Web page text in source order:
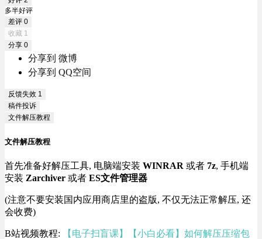
多半好评
差评 0
收藏 1
分享 0
分享到 微博
分享到 QQ空间
反馈失效 1
稿件投诉
文件解压教程
文件解压教程
首先准备好解压工具, 电脑端安装 WINRAR 或者 7z, 手机端
安装 Zarchiver 或者 ES文件管理器
(注意不要安装国内应用商店里的盗版, 不仅无法正常解压, 还
会收费)
B站视频教程: 【电子扫盲课】【小白必看】如何解压压缩包